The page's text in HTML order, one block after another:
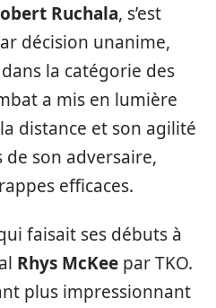
Ruchala, s’est
décision unanime,
la catégorie des
a mis en lumière
distance et son agilité
son adversaire,
efficaces.
faisait ses débuts à
Rhys McKee par TKO.
plus impressionnant